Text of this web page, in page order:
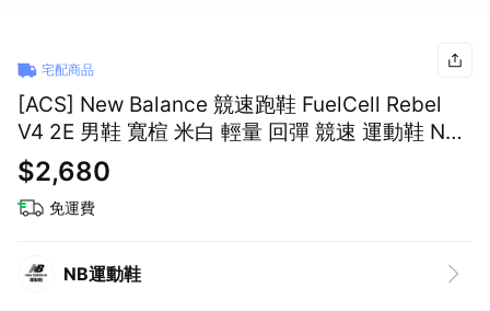
宅配商品
[ACS] New Balance 競速跑鞋 FuelCell Rebel
V4 2E 男鞋 寬楦 米白 輕量 回彈 競速 運動鞋 NB
MFCXLJ4-2E
$2,680
免運費
NB運動鞋